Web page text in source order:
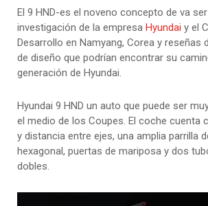
El 9 HND-es el noveno concepto de va
investigación de la empresa Hyundai y el
Desarrollo en Namyang, Corea y reseñas
de diseño que podrían encontrar su
generación de Hyundai.
Hyundai 9 HND un auto que puede ser
el medio de los Coupes. El coche cuenta
y distancia entre ejes, una amplia parrilla
hexagonal, puertas de mariposa y dos
dobles.